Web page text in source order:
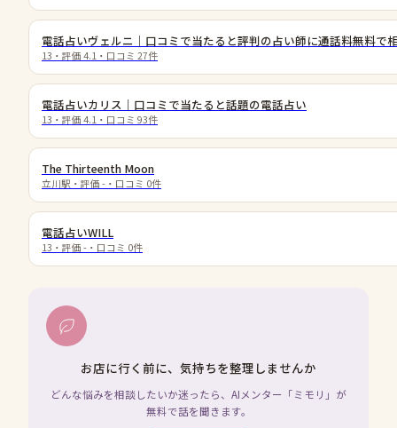
電話占いヴェルニ｜口コミで当たると評判の占い師に通話料無料で
13 ・評価 4.1 ・口コミ 27件
電話占いカリス｜口コミで当たると話題の電話占い
13 ・評価 4.1 ・口コミ 93件
The Thirteenth Moon
立川駅 ・評価 - ・口コミ 0件
電話占いWILL
13 ・評価 - ・口コミ 0件
お店に行く前に、気持ちを整理しませんか
どんな悩みを相談したいか迷ったら、AIメンター「ミモリ」が
無料で話を聞きます。